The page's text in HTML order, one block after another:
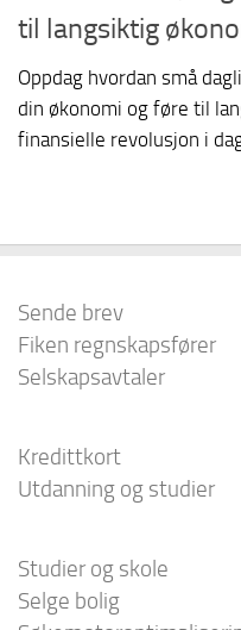
til langsiktig
Oppdag hvordan små
din økonomi og føre til
finansielle revolusjon i
Sende brev
Fiken regnskapsfører
Selskapsavtaler
Kredittkort
Utdanning og studier
Studier og skole
Selge bolig